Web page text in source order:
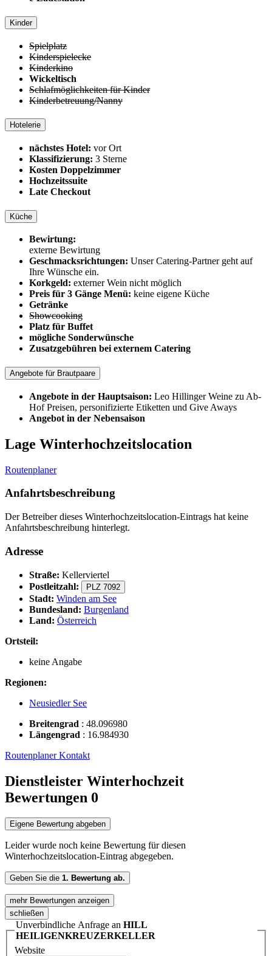
Kinder
Spielplatz
Kinderspielecke
Kinderkino
Wickeltisch
Schlafmöglichkeiten für Kinder
Kinderbetreuung/Nanny
Hotelerie
nächstes Hotel: vor Ort
Klassifizierung: 3 Sterne
Kosten Doppelzimmer
Hochzeitssuite
Late Checkout
Küche
Bewirtung:
externe Bewirtung
Geschmacksrichtungen: Unser Catering-Partner geht auf
Ihre Wünsche ein.
Korkgeld: externer Wein nicht möglich
Preis für 3 Gänge Menü: keine eigene Küche
Getränke
Showcooking
Platz für Buffet
mögliche Sonderwünsche
Zusatzgebühren bei externem Catering
Angebote für Brautpaare
Angebote in der Hauptsaison: Leo Hillinger Weine zu Ab-
Hof Preisen, personifizierte Etiketten und Give Aways
Angebot in der Nebensaison
Lage Winterhochzeitslocation
Routenplaner
Anfahrtsbeschreibung
Der Betreiber dieses Winterhochzeitslocation-Eintrags hat keine
Anfahrtsbeschreibung hinterlegt.
Adresse
Straße: Kellerviertel
Postleitzahl:
PLZ 7092
Stadt: Winden am See
Bundesland: Burgenland
Land: Österreich
Ortsteil:
keine Angabe
Regionen:
Neusiedler See
Breitengrad : 48.096980
Längengrad : 16.984930
RoutenplanerKontakt
Dienstleister Winterhochzeit
Bewertungen 0
Eigene Bewertung abgeben
Leider wurde noch keine Bewertung für diesen
Winterhochzeitslocation-Eintrag abgegeben.
Geben Sie die 1. Bewertung ab.
mehr Bewertungen anzeigen
schließen
Unverbindliche Anfrage an HILL
HEILIGENKREUZERKELLER
Website